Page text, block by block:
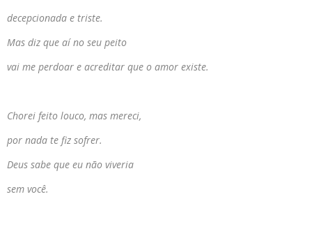
decepcionada e triste.
Mas diz que aí no seu peito
vai me perdoar e acreditar que o amor existe.
Chorei feito louco, mas mereci,
por nada te fiz sofrer.
Deus sabe que eu não viveria
sem você.